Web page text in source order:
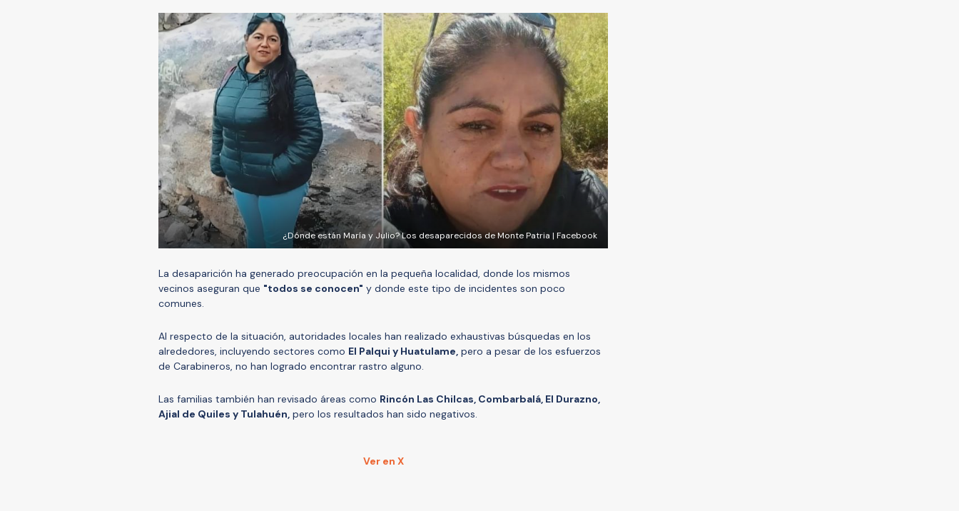
¿Dónde están María y Julio? Los desaparecidos de Monte Patria | Facebook
La desaparición ha generado preocupación en la pequeña localidad, donde los mismos
vecinos aseguran que "todos se conocen" y donde este tipo de incidentes son poco
comunes.
Al respecto de la situación, autoridades locales han realizado exhaustivas búsquedas en los
alrededores, incluyendo sectores como El Palqui y Huatulame, pero a pesar de los esfuerzos
de Carabineros, no han logrado encontrar rastro alguno.
Las familias también han revisado áreas como Rincón Las Chilcas, Combarbalá, El Durazno,
Ajial de Quiles y Tulahuén, pero los resultados han sido negativos.
Ver en X